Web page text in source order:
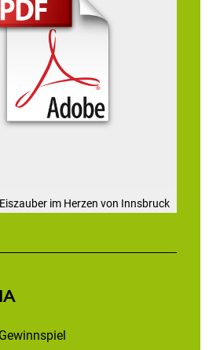
im Herzen von Innsbruck